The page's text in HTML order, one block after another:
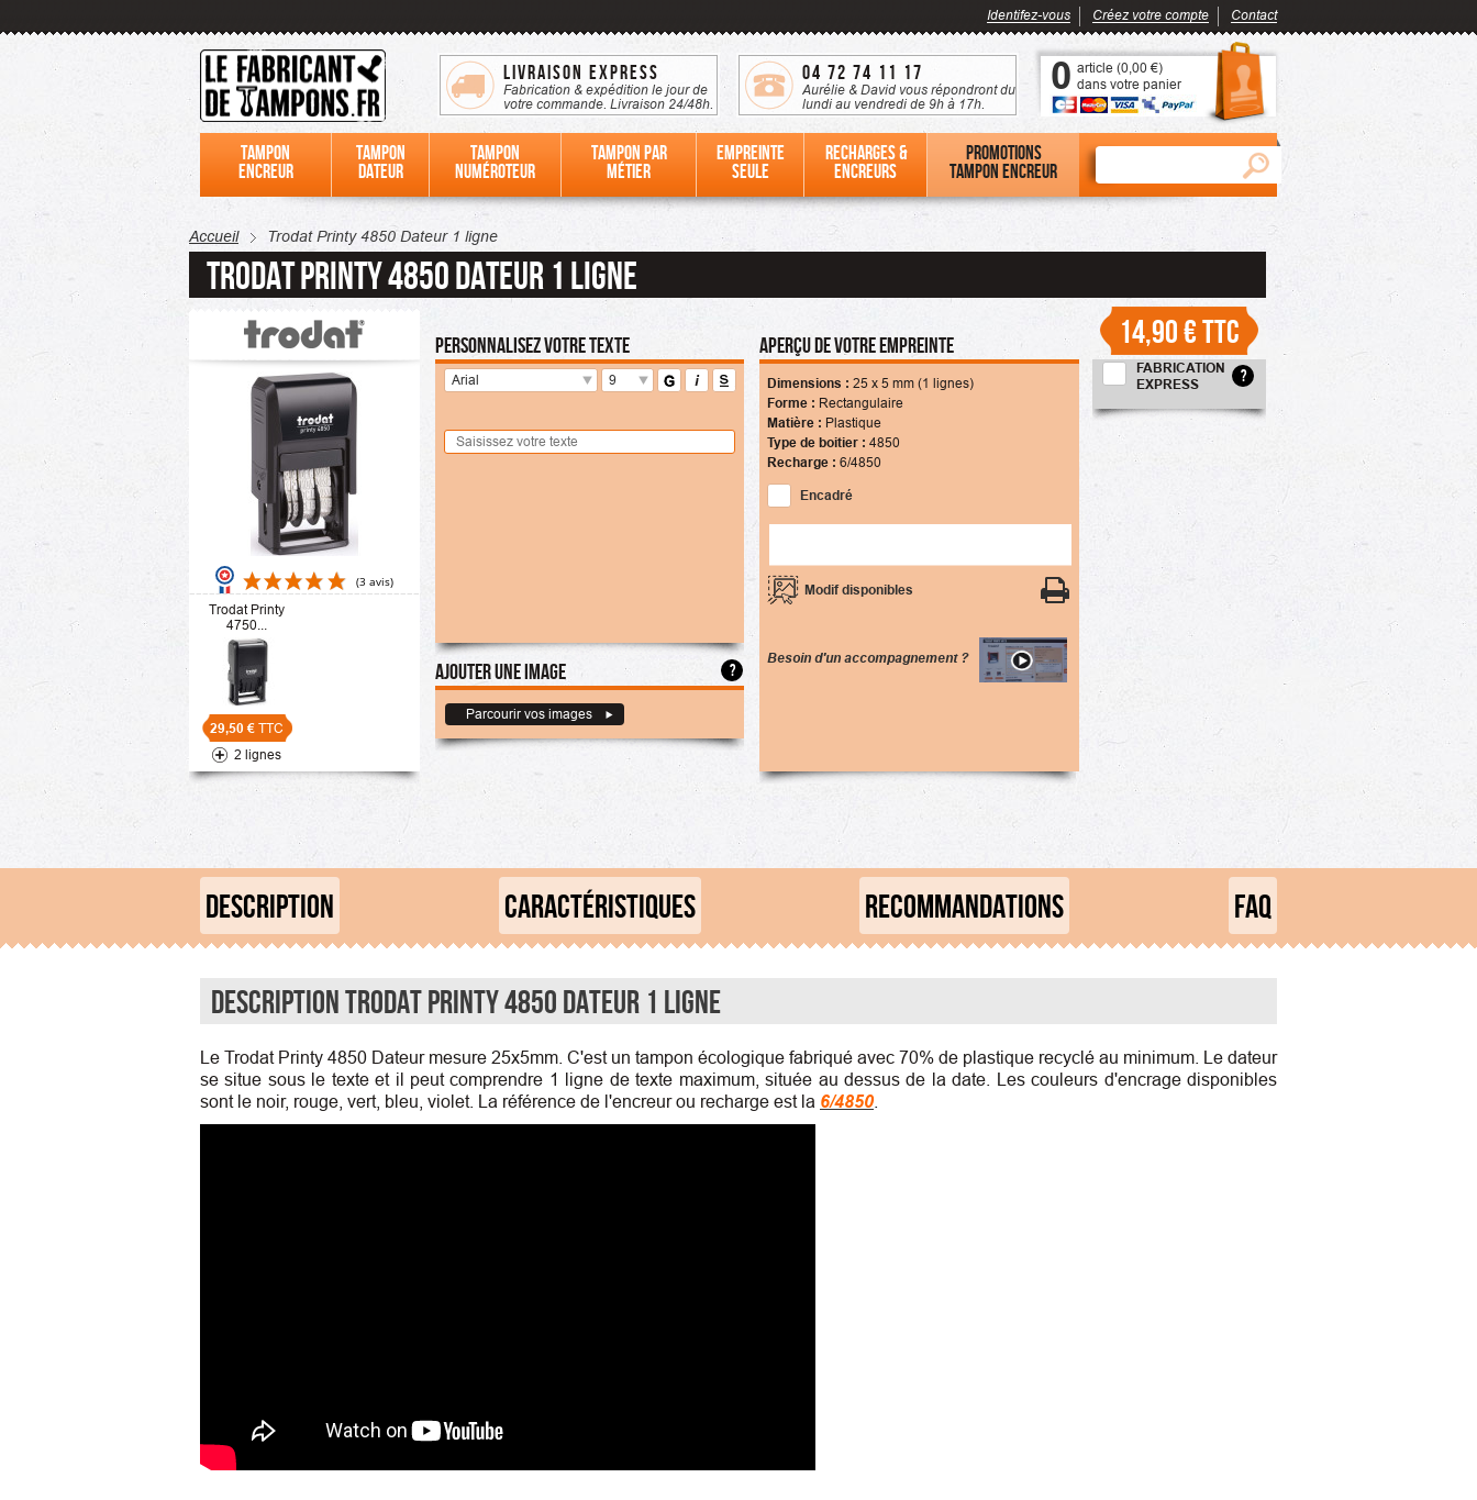
Identifez-vous Créez votre compte Contact
Livraison Express
Fabrication & expédition le jour de
votre commande. Livraison 24/48h.
04 72 74 11 17
Aurélie & David vous répondront du
lundi au vendredi de 9h à 17h.
0 article (0,00 €)
dans votre panier
Tampon
encreur
Tampon
dateur
Tampon
numéroteur
Tampon par
métier
Empreinte
seule
Recharges &
Encreurs
Promotions
tampon encreur
Accueil Trodat Printy 4850 Dateur 1 ligne
Trodat Printy 4850 Dateur 1 ligne
(3 avis)
Trodat Printy
4750...
29,50 € TTC
2 lignes
Personnalisez votre texte
Arial 9
Ajouter une image ?
Parcourir vos images
Aperçu de votre empreinte
Dimensions : 25 x 5 mm (1 lignes)
Forme : Rectangulaire
Matière : Plastique
Type de boitier : 4850
Recharge : 6/4850
Encadré
Modif disponibles
Besoin d'un accompagnement ?
14,90 €TTC
FABRICATION
EXPRESS
?
DESCRIPTION CARACTÉRISTIQUES RECOMMANDATIONS FAQ
Description Trodat Printy 4850 Dateur 1 ligne
Le Trodat Printy 4850 Dateur mesure 25x5mm. C'est un tampon écologique fabriqué avec 70% de plastique recyclé au minimum. Le dateur
se situe sous le texte et il peut comprendre 1 ligne de texte maximum, située au dessus de la date. Les couleurs d'encrage disponibles
sont le noir, rouge, vert, bleu, violet. La référence de l'encreur ou recharge est la 6/4850.